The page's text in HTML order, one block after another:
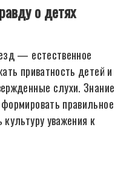
о детях
— естественное
приватность детей и
слухи. Знание
правильное
уважения к